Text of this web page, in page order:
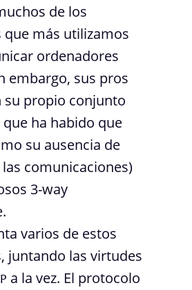
de los
más utilizamos
ordenadores
embargo, sus pros
su propio conjunto
ha habido que
su ausencia de
comunicaciones)
3-way
varios de estos
juntando las virtudes
a la vez. El protocolo